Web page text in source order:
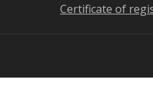
Certificate of